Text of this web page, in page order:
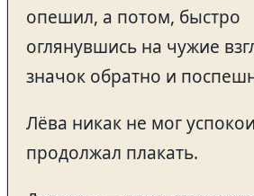
опешил, а потом, быстро
оглянувшись на чужие
значок обратно и
Лёва никак не мог
продолжал плакать.